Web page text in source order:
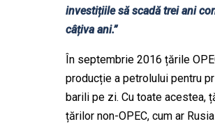
investițiile să scadă trei ani
câțiva ani.”
În septembrie 2016 țările
producție a petrolului pentru
barili pe zi. Cu toate acestea,
țărilor non-OPEC, cum ar